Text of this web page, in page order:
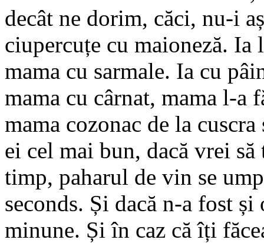
decât ne dorim, căci, nu-i
ciupercuțe cu maioneză. Ia
mama cu sarmale. Ia cu
mama cu cârnat, mama l-a
mama cozonac de la
ei cel mai bun, dacă vrei să
timp, paharul de vin se
seconds. Și dacă n-a fost
minune. Și în caz că îți